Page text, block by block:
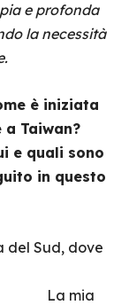
e profonda
la necessità
è iniziata
Taiwan?
e quali sono
in questo
del Sud, dove